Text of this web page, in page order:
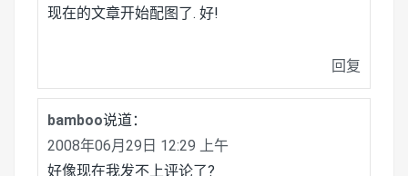
现在的文章开始配图了. 好!
回复
bamboo说道：
2008年06月29日 12:29 上午
好像现在我发不上评论了?